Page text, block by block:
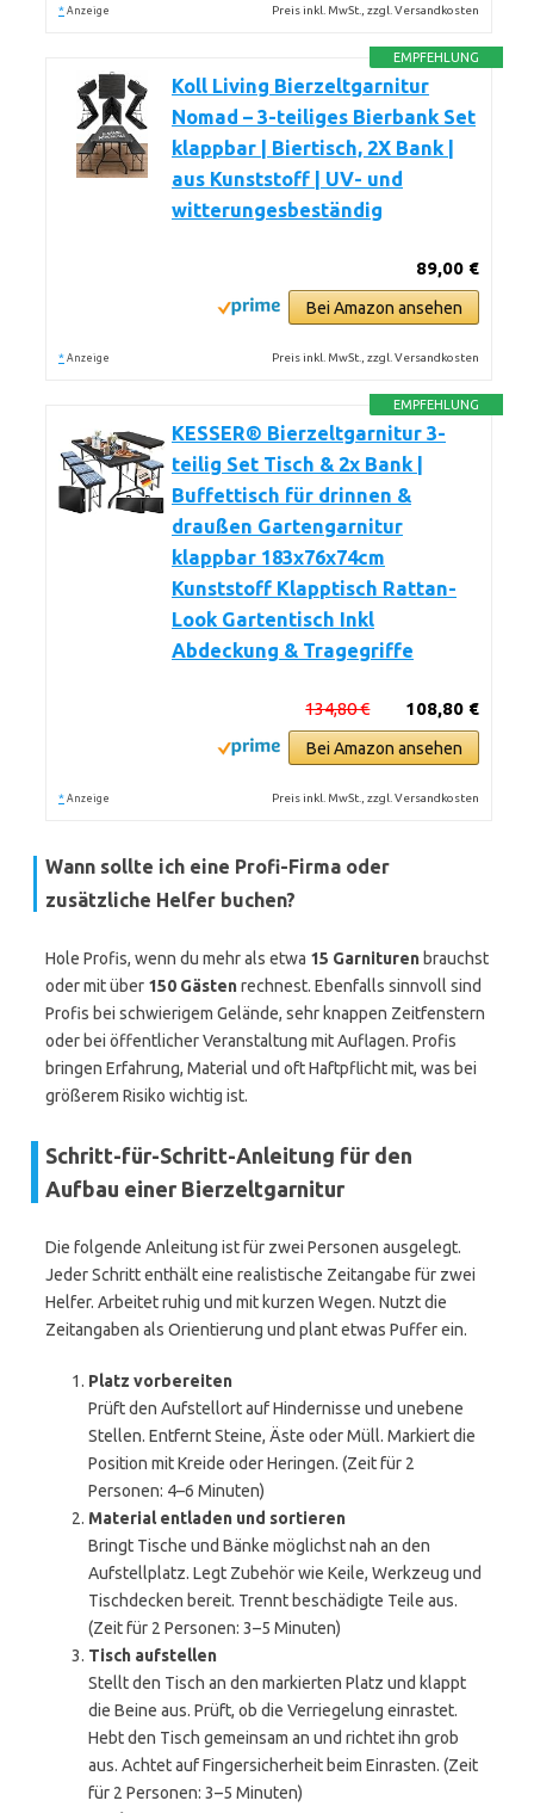
* Anzeige Preis inkl. MwSt., zzgl. Versandkosten
EMPFEHLUNG
Koll Living Bierzeltgarnitur
Nomad – 3-teiliges Bierbank Set
klappbar | Biertisch, 2X Bank |
aus Kunststoff | UV- und
witterungesbeständig
89,00 €
Bei Amazon ansehen
* Anzeige Preis inkl. MwSt., zzgl. Versandkosten
EMPFEHLUNG
KESSER® Bierzeltgarnitur 3-
teilig Set Tisch & 2x Bank |
Buffettisch für drinnen &
draußen Gartengarnitur
klappbar 183x76x74cm
Kunststoff Klapptisch Rattan-
Look Gartentisch Inkl
Abdeckung & Tragegriffe
108,80 €
134,80 €
Bei Amazon ansehen
* Anzeige Preis inkl. MwSt., zzgl. Versandkosten
Wann sollte ich eine Profi-Firma oder
zusätzliche Helfer buchen?
Hole Profis, wenn du mehr als etwa 15 Garnituren brauchst
oder mit über 150 Gästenrechnest. Ebenfalls sinnvoll sind
Profis bei schwierigem Gelände, sehr knappen Zeitfenstern
oder bei öffentlicher Veranstaltung mit Auflagen. Profis
bringen Erfahrung, Material und oft Haftpflicht mit, was bei
größerem Risiko wichtig ist.
Schritt-für-Schritt-Anleitung für den
Aufbau einer Bierzeltgarnitur
Die folgende Anleitung ist für zwei Personen ausgelegt.
Jeder Schritt enthält eine realistische Zeitangabe für zwei
Helfer. Arbeitet ruhig und mit kurzen Wegen. Nutzt die
Zeitangaben als Orientierung und plant etwas Puffer ein.
Platz vorbereiten
Prüft den Aufstellort auf Hindernisse und unebene
Stellen. Entfernt Steine, Äste oder Müll. Markiert die
Position mit Kreide oder Heringen. (Zeit für 2
Personen: 4–6 Minuten)
Material entladen und sortieren
Bringt Tische und Bänke möglichst nah an den
Aufstellplatz. Legt Zubehör wie Keile, Werkzeug und
Tischdecken bereit. Trennt beschädigte Teile aus.
(Zeit für 2 Personen: 3–5 Minuten)
Tisch aufstellen
Stellt den Tisch an den markierten Platz und klappt
die Beine aus. Prüft, ob die Verriegelung einrastet.
Hebt den Tisch gemeinsam an und richtet ihn grob
aus. Achtet auf Fingersicherheit beim Einrasten. (Zeit
für 2 Personen: 3–5 Minuten)